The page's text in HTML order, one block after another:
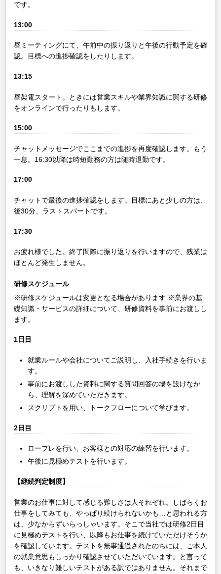
です。
13:00
昼ミーティングにて、午前中の振り返りと午後の行動予定を確
認。目標への進捗確認をしたりします。
13:15
昼架電スタート。ときには営業スキルや業界知識に関する研修
をオンラインで行ったりもします。
15:00
チャットメッセージでここまでの進捗を再度確認します。もう
一息。16:30以降は時短勤務の方は随時退勤です。
17:00
チャットで最後の進捗確認をします。目標にあと少しの方は、
後30分、ラストスパートです。
17:30
お疲れ様でした。終了間際に振り返りを行いますので、残業は
ほとんど発生しません。
研修スケジュール
※研修スケジュールは変更となる場合があります ※業界の基
礎知識・サービスの詳細について、研修資料を事前にお渡しし
ます。
1日目
就業ルールや会社についてご説明し、入社手続きを行いま
す。
事前にお渡しした資料に関する質問回答の場を設けなが
ら、理解を深めていただきます。
スクリプトを用い、トークフローについて学びます。
2日目
ロープレを行い、お客様との対応の練習を行います。
午後に見極めテストを行います。
【継続判定制度】
営業のお仕事に対して感じる難しさは人それぞれ。しばらくお
仕事をしてみても、やっぱり続けられないかも…と思われる方
は、少なからずいらっしゃいます。そこで当社では研修2日目
に見極めテストを行い、以降もお仕事を続けていただけそうか
を確認しています。テストを無事通過されたのちには、ご本人
の就業意思もしっかり確認させていただいています。と言って
も、いきなり難しいテストがある訳ではありません。それまで